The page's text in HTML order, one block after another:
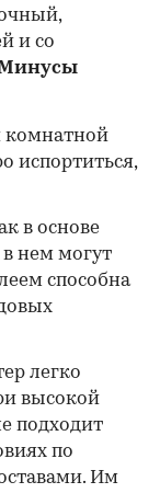
и со
комнатной
испортиться,
в основе
в нем могут
способна
легко
высокой
подходит
по
Им